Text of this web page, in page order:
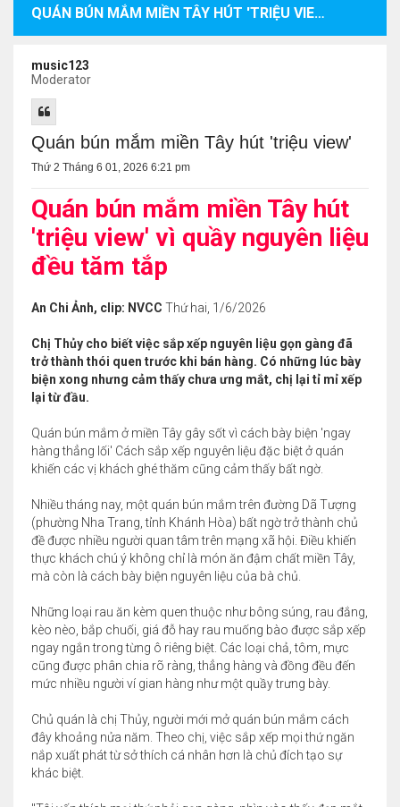
QUÁN BÚN MẮM MIỀN TÂY HÚT 'TRIỆU VIEW'
music123
Moderator
Quán bún mắm miền Tây hút 'triệu view'
Thứ 2 Tháng 6 01, 2026 6:21 pm
Quán bún mắm miền Tây hút
'triệu view' vì quầy nguyên liệu
đều tăm tắp
An Chi Ảnh, clip: NVCC Thứ hai, 1/6/2026
Chị Thủy cho biết việc sắp xếp nguyên liệu gọn gàng đã
trở thành thói quen trước khi bán hàng. Có những lúc bày
biện xong nhưng cảm thấy chưa ưng mắt, chị lại tỉ mỉ xếp
lại từ đầu.
Quán bún mắm ở miền Tây gây sốt vì cách bày biện 'ngay
hàng thẳng lối' Cách sắp xếp nguyên liệu đặc biệt ở quán
khiến các vị khách ghé thăm cũng cảm thấy bất ngờ.
Nhiều tháng nay, một quán bún mắm trên đường Dã Tượng
(phường Nha Trang, tỉnh Khánh Hòa) bất ngờ trở thành chủ
đề được nhiều người quan tâm trên mạng xã hội. Điều khiến
thực khách chú ý không chỉ là món ăn đậm chất miền Tây,
mà còn là cách bày biện nguyên liệu của bà chủ.
Những loại rau ăn kèm quen thuộc như bông súng, rau đắng,
kèo nèo, bắp chuối, giá đỗ hay rau muống bào được sắp xếp
ngay ngắn trong từng ô riêng biệt. Các loại chả, tôm, mực
cũng được phân chia rõ ràng, thẳng hàng và đồng đều đến
mức nhiều người ví gian hàng như một quầy trưng bày.
Chủ quán là chị Thủy, người mới mở quán bún mắm cách
đây khoảng nửa năm. Theo chị, việc sắp xếp mọi thứ ngăn
nắp xuất phát từ sở thích cá nhân hơn là chủ đích tạo sự
khác biệt.